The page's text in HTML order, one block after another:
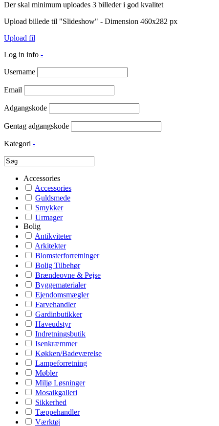
Der skal minimum uploades 3 billeder i god kvalitet
Upload billede til "Slideshow" - Dimension 460x282 px
Upload fil
Log in info -
Username
Email
Adgangskode
Gentag adgangskode
Kategori -
Accessories
Accessories
Guldsmede
Smykker
Urmager
Bolig
Antikviteter
Arkitekter
Blomsterforretninger
Bolig Tilbehør
Brændeovne & Pejse
Byggematerialer
Ejendomsmægler
Farvehandler
Gardinbutikker
Haveudstyr
Indretningsbutik
Isenkræmmer
Køkken/Badeværelse
Lampeforretning
Møbler
Miljø Løsninger
Mosaikgalleri
Sikkerhed
Tæppehandler
Værktøj